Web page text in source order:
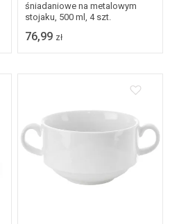
śniadaniowe na metalowym
stojaku, 500 ml, 4 szt.
76,99 zł